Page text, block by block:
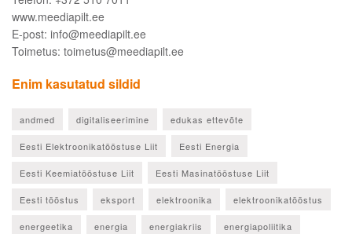
www.meediapilt.ee
E-post: info@meediapilt.ee
Toimetus: toimetus@meediapilt.ee
Enim kasutatud sildid
andmed digitaliseerimine edukas ettevõte
Eesti Elektroonikatööstuse Liit Eesti Energia
Eesti Keemiatööstuse Liit Eesti Masinatööstuse Liit
Eesti tööstus eksport elektroonika elektroonikatööstus
energeetika energia energiakriis energiapoliitika